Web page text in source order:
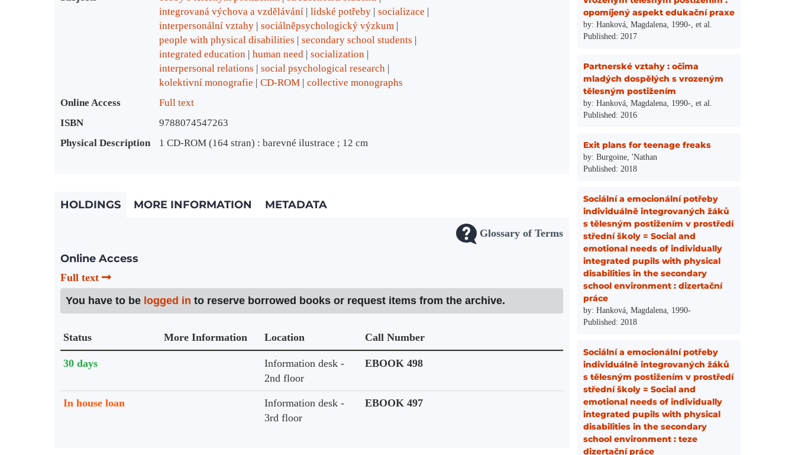
integrovaná výchova a vzdělávání
lidské potřeby
socializace
interpersonální vztahy
sociálněpsychologický výzkum
people with physical disabilities
secondary school students
integrated education
human need
socialization
interpersonal relations
social psychological research
kolektivní monografie
CD-ROM
collective monographs
Online Access
Full text
ISBN
9788074547263
Physical Description
1 CD-ROM (164 stran) : barevné ilustrace ; 12 cm
HOLDINGS MORE INFORMATION METADATA
Glossary of Terms
Online Access
Full text
You have to be logged in to reserve borrowed books or request items from the archive.
Status More Information Location
Call Number
30 days
Information desk -
2nd floor
EBOOK 498
In house loan
Information desk -
3rd floor
EBOOK 497
opomíjený aspekt edukační praxe
by: Hanková, Magdalena, 1990-, et al.
Published: 2017
Partnerské vztahy : očima
mladých dospělých s vrozeným
tělesným postižením
by: Hanková, Magdalena, 1990-, et al.
Published: 2016
Exit plans for teenage freaks
by: Burgoine, 'Nathan
Published: 2018
Sociální a emocionální potřeby
individuálně integrovaných žáků
s tělesným postižením v prostředí
střední školy = Social and
emotional needs of individually
integrated pupils with physical
disabilities in the secondary
school environment : dizertační
práce
by: Hanková, Magdalena, 1990-
Published: 2018
Sociální a emocionální potřeby
individuálně integrovaných žáků
s tělesným postižením v prostředí
střední školy = Social and
emotional needs of individually
integrated pupils with physical
disabilities in the secondary
school environment : teze
dizertační práce